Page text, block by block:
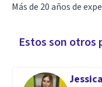
Más de 20 años de
Estos son otros